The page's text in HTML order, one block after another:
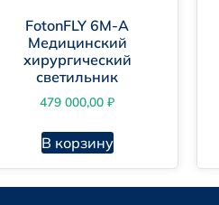
FotonFLY 6М
FotonFLY 5M
FotonFLY 6М-A
Медицинский
хирургический
светильник
479 000,00₽
В корзину